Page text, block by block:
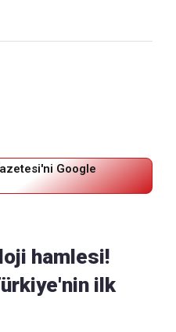
Google
hamlesi!
ilk